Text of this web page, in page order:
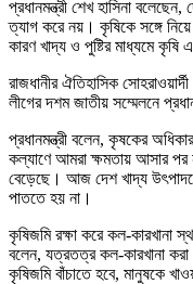
প্রধানমন্ত্রী শেখ হাসিনা
ত্যাগ করে নয়। কৃষিকে সঙ্গে নিয়ে
কারণ খাদ্য ও পুষ্টির মাধ্যমে কৃষি
রাজধানীর ঐতিহাসিক
লীগের দশম জাতীয় সম্মেলনে
প্রধানমন্ত্রী বলেন, কৃষকের
কল্যাণে আমরা ক্ষমতায় আসার পর
বেড়েছে। আজ দেশ খাদ্য
পাততে হয় না।
কৃষিজমি রক্ষা করে কল-কারখানা
বলেন, যত্রতত্র কল-কারখানা
কৃষিজমি বাঁচাতে হবে, মানুষকে